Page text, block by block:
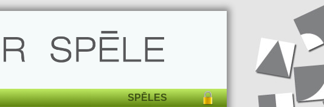
SPĒLES